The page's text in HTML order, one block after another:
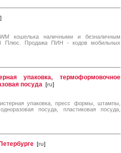
]
кошелька наличными и безналичным
Плюс. Продажа ПИН - кодов мобильных
упаковка, термоформовочное
посуда [ru]
упаковка, пресс формы, штампы,
посуда, пластиковая посуда,
[ru]